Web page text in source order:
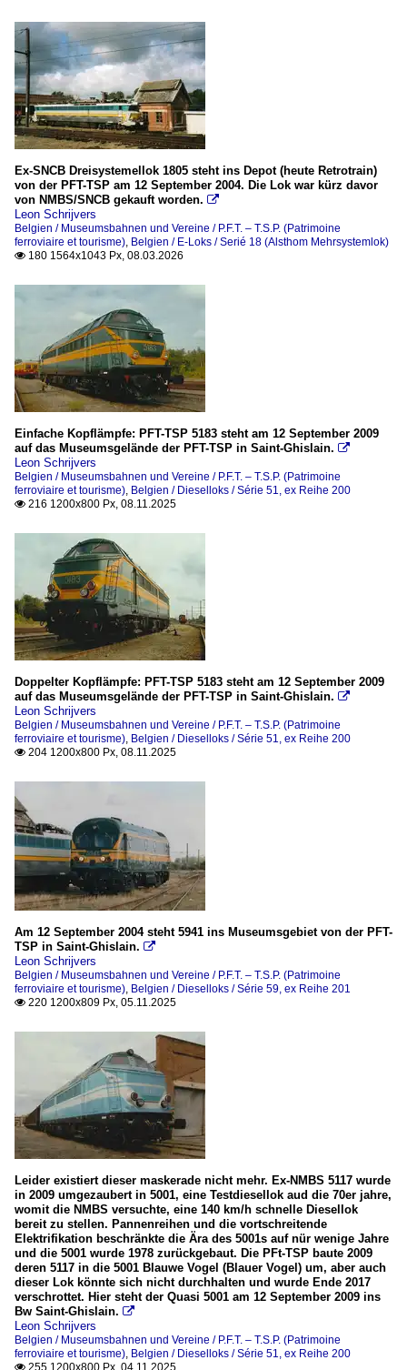
Ex-SNCB Dreisystemellok 1805 steht ins Depot (heute Retrotrain)
von der PFT-TSP am 12 September 2004. Die Lok war kürz davor
von NMBS/SNCB gekauft worden. 
Leon Schrijvers
Belgien / Museumsbahnen und Vereine / P.F.T. – T.S.P. (Patrimoine
ferroviaire et tourisme), Belgien / E-Loks / Serié 18 (Alsthom Mehrsystemlok)
 180 1564x1043 Px, 08.03.2026
Einfache Kopflämpfe: PFT-TSP 5183 steht am 12 September 2009
auf das Museumsgelände der PFT-TSP in Saint-Ghislain. 
Leon Schrijvers
Belgien / Museumsbahnen und Vereine / P.F.T. – T.S.P. (Patrimoine
ferroviaire et tourisme), Belgien / Dieselloks / Série 51, ex Reihe 200
 216 1200x800 Px, 08.11.2025
Doppelter Kopflämpfe: PFT-TSP 5183 steht am 12 September 2009
auf das Museumsgelände der PFT-TSP in Saint-Ghislain. 
Leon Schrijvers
Belgien / Museumsbahnen und Vereine / P.F.T. – T.S.P. (Patrimoine
ferroviaire et tourisme), Belgien / Dieselloks / Série 51, ex Reihe 200
 204 1200x800 Px, 08.11.2025
Am 12 September 2004 steht 5941 ins Museumsgebiet von der PFT-
TSP in Saint-Ghislain. 
Leon Schrijvers
Belgien / Museumsbahnen und Vereine / P.F.T. – T.S.P. (Patrimoine
ferroviaire et tourisme), Belgien / Dieselloks / Série 59, ex Reihe 201
 220 1200x809 Px, 05.11.2025
Leider existiert dieser maskerade nicht mehr. Ex-NMBS 5117 wurde
in 2009 umgezaubert in 5001, eine Testdiesellok aud die 70er jahre,
womit die NMBS versuchte, eine 140 km/h schnelle Diesellok
bereit zu stellen. Pannenreihen und die vortschreitende
Elektrifikation beschränkte die Ära des 5001s auf nür wenige Jahre
und die 5001 wurde 1978 zurückgebaut. Die PFt-TSP baute 2009
deren 5117 in die 5001 Blauwe Vogel (Blauer Vogel) um, aber auch
dieser Lok könnte sich nicht durchhalten und wurde Ende 2017
verschrottet. Hier steht der Quasi 5001 am 12 September 2009 ins
Bw Saint-Ghislain. 
Leon Schrijvers
Belgien / Museumsbahnen und Vereine / P.F.T. – T.S.P. (Patrimoine
ferroviaire et tourisme), Belgien / Dieselloks / Série 51, ex Reihe 200
 255 1200x800 Px, 04.11.2025